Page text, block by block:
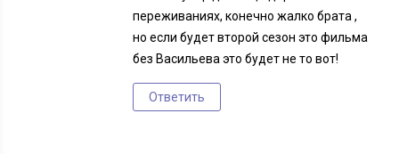
переживаниях, конечно жалко брата ,
но если будет второй сезон это фильма
без Васильева это будет не то вот!
Ответить